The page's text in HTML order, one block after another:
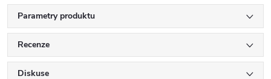
Parametry produktu
Recenze
Diskuse